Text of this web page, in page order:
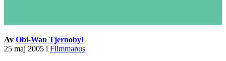
Av Obi-Wan Tjernobyl
25 maj 2005 i Filmmanus